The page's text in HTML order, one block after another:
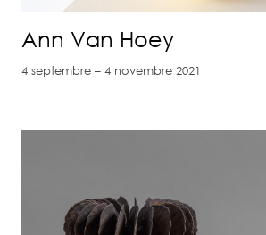
Ann Van Hoey
4 septembre – 4 novembre 2021